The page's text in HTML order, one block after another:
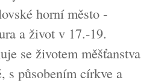
horní město -
a život v 17.-19.
se životem měšťanstva
s působením církve a